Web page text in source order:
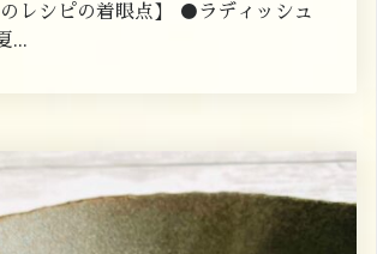
レシピの着眼点】 ●ラディッシュ
...